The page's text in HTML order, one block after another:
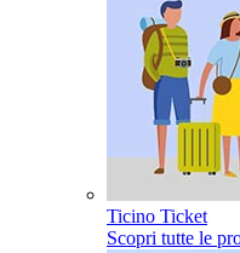
Ticino Ticket
Scopri tutte le